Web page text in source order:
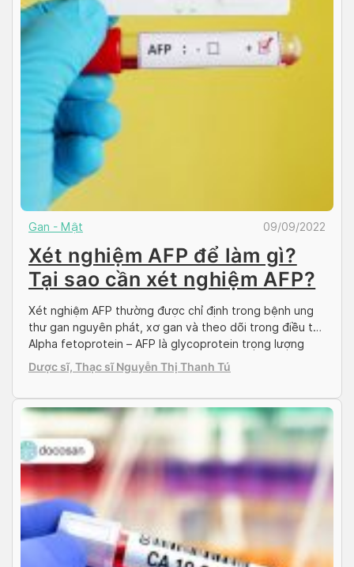
Gan - Mật 09/09/2022
Xét nghiệm AFP để làm gì?
Tại sao cần xét nghiệm AFP?
Xét nghiệm AFP thường được chỉ định trong bệnh ung
thư gan nguyên phát, xơ gan và theo dõi trong điều trị.
Alpha fetoprotein – AFP là glycoprotein trọng lượng
phân tử 70 000 Daltons, được sản xuất bởi túi noãn, tế
bào gan chưa biệt hóa và đường tiêu hóa của bào thai.
Dược sĩ, Thạc sĩ Nguyễn Thị Thanh Tú